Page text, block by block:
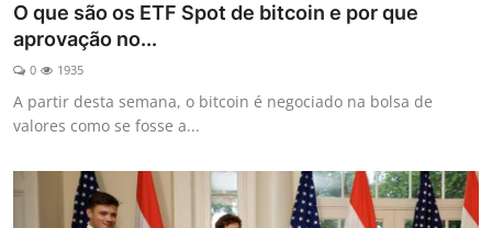
O que são os ETF Spot de bitcoin e por que
aprovação no...
0 1935
A partir desta semana, o bitcoin é negociado na bolsa de
valores como se fosse a...